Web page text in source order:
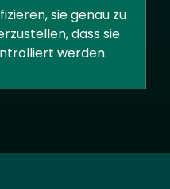
sie genau zu
dass sie
werden.